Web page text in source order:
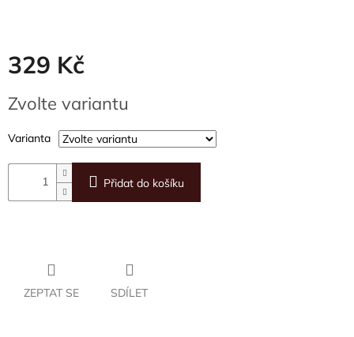
329 Kč
cena:
Zvolte variantu
Varianta
Přidat do košíku
ZEPTAT SE SDÍLET